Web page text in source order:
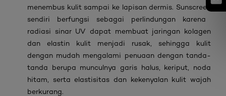
menembus kulit sampai ke lapisan dermis. Sunscreen
sendiri berfungsi sebagai perlindungan karena
radiasi sinar UV dapat membuat jaringan kolagen
dan elastin kulit menjadi rusak, sehingga kulit
dengan mudah mengalami penuaan dengan tanda-
tanda berupa munculnya garis halus, keriput, noda
hitam, serta elastisitas dan kekenyalan kulit wajah
berkurang.